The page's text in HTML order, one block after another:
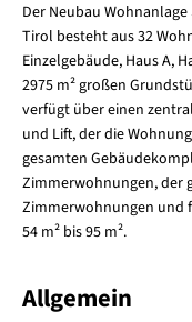
Der Neubau
Tirol besteht aus 32
Einzelgebäude, Haus A,
2975 m² großen
verfügt über einen
und Lift, der die
gesamten
Zimmerwohnungen, der
Zimmerwohnungen und
54 m² bis 95 m².
Allgemein